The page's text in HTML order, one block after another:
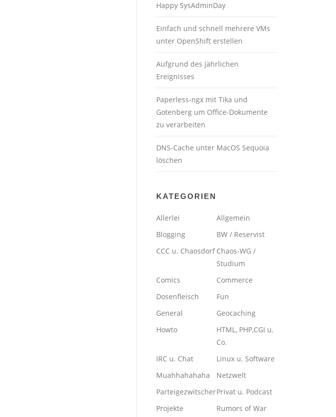
Happy SysAdminDay
Einfach und schnell mehrere VMs
unter OpenShift erstellen
Aufgrund des jährlichen
Ereignisses
Paperless-ngx mit Tika und
Gotenberg um Office-Dokumente
zu verarbeiten
DNS-Cache unter MacOS Sequoia
löschen
KATEGORIEN
Allerlei
Allgemein
Blogging
BW / Reservist
CCC u. Chaosdorf Chaos-WG /
Studium
Comics
Commerce
Dosenfleisch
Fun
General
Geocaching
Howto
HTML, PHP,CGI u.
Co.
IRC u. Chat
Linux u. Software
Muahhahahaha
Netzwelt
ParteigezwitscherPrivat u. Podcast
Projekte
Rumors of War